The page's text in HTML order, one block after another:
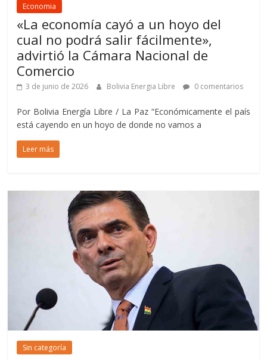
Economia
«La economía cayó a un hoyo del
cual no podrá salir fácilmente»,
advirtió la Cámara Nacional de
Comercio
3 de junio de 2026 Bolivia Energia Libre 0 comentarios
Por Bolivia Energía Libre / La Paz “Económicamente el país
está cayendo en un hoyo de donde no vamos a
Leer más
Sin categoría